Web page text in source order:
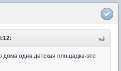
дома одна детская площадка-это